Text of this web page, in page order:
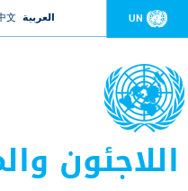
UN العربية 文
اللاجئون